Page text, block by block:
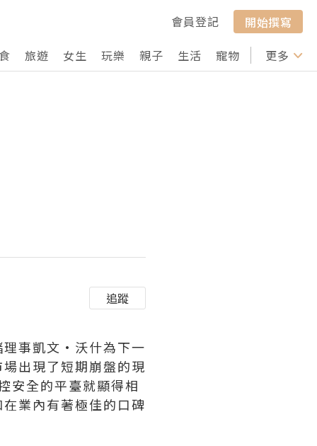
會員登記
開始撰寫
旅遊 女生 玩樂 親子 生活 寵物 行山 打卡
更多
追蹤
理事凱文·沃什為下一
出現了短期崩盤的現
安全的平臺就顯得相
業內有著極佳的口碑